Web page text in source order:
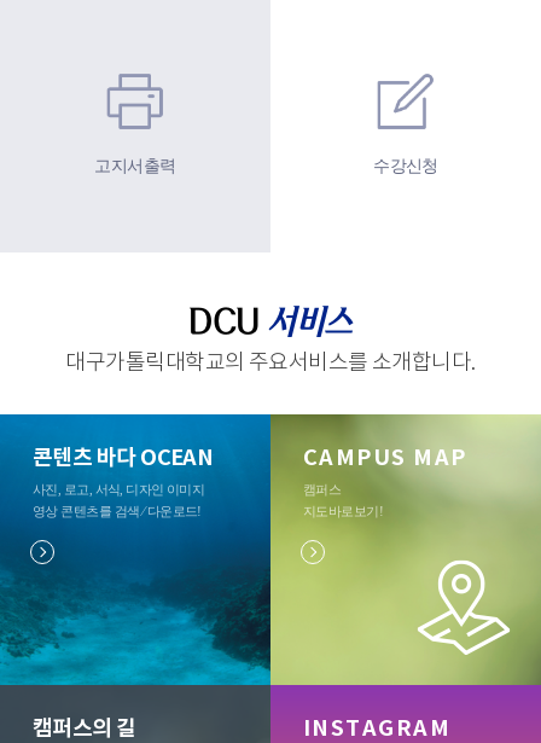
고지서출력 수강신청
DCU 서비스
대구가톨릭대학교의 주요서비스를 소개합니다.
콘텐츠 바다 OCEAN
사진, 로고, 서식, 디자인 이미지
영상 콘텐츠를 검색 ⁄ 다운로드!
캠퍼스의 길
CAMPUS MAP
캠퍼스
지도바로보기!
INSTAGRAM